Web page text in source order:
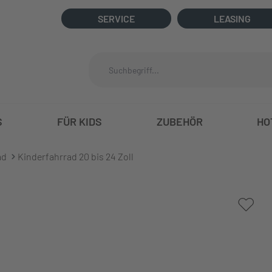
SERVICE LEASING
FÜR KIDS ZUBEHÖR
Kinderfahrrad 20 bis 24 Zoll